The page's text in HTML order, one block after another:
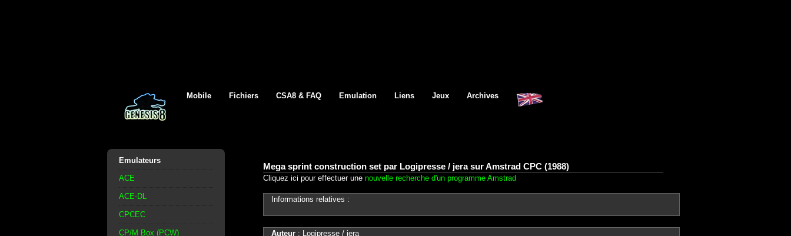
Mobile Fichiers CSA8 & FAQ Emulation Liens Jeux Archives
Emulateurs
ACE
ACE-DL
CPCEC
CP/M Box (PCW)
Mega sprint construction set par Logipresse / jera sur Amstrad CPC (1988)
Cliquez ici pour effectuer une nouvelle recherche d'un programme Amstrad
Informations relatives :
Auteur: Logipresse / jera